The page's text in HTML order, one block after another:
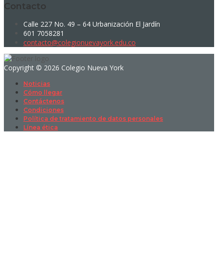
Contacto
Calle 227 No. 49 – 64 Urbanización El Jardín
601 7058281
contacto@colegionuevayork.edu.co
Copyright © 2026 Colegio Nueva York
Noticias
Cómo llegar
Contáctenos
Condiciones
Política de tratamiento de datos personales
Línea ética